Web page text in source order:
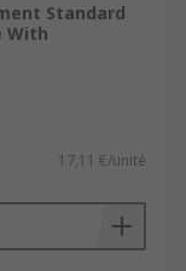
Standard
With
17,11 €/unité